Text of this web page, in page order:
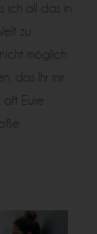
ich all das in
zu
möglich
das Ihr mir
Eure